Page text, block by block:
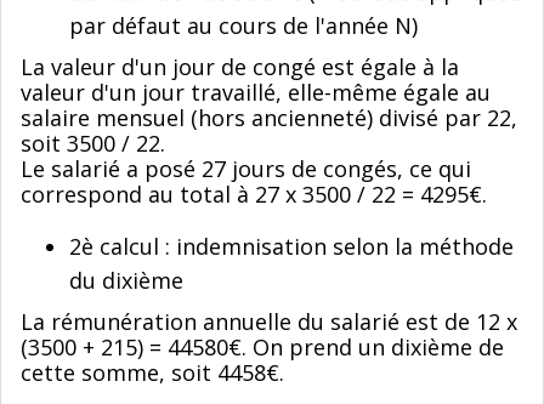
par défaut au cours de l'année N)
La valeur d'un jour de congé est égale à la
valeur d'un jour travaillé, elle-même égale au
salaire mensuel (hors ancienneté) divisé par 22,
soit 3500 / 22.
Le salarié a posé 27 jours de congés, ce qui
correspond au total à 27 x 3500 / 22 = 4295€.
2è calcul : indemnisation selon la méthode
du dixième
La rémunération annuelle du salarié est de 12 x
(3500 + 215) = 44580€. On prend un dixième de
cette somme, soit 4458€.